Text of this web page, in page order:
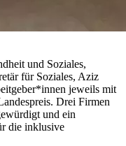
und Soziales,
für Soziales, Aziz
jeweils mit
Drei Firmen
und ein
die inklusive